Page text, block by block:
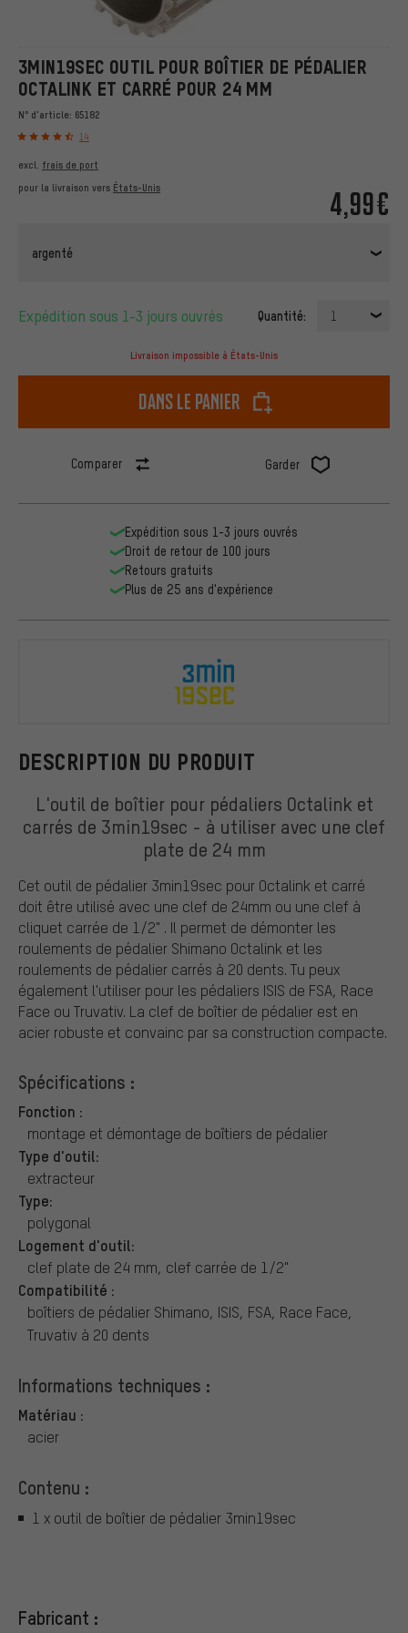
3MIN19SEC OUTIL POUR BOÎTIER DE PÉDALIER
OCTALINK ET CARRÉ POUR 24 MM
N° d'article: 65182
14
4,99€
excl. frais de port
pour la livraison vers États-Unis
argenté
Expédition sous 1-3 jours ouvrés Quantité: 1
Livraison impossible à États-Unis
dans le panier
Comparer Garder
DESCRIPTION DU PRODUIT
L'outil de boîtier pour pédaliers Octalink et
carrés de 3min19sec - à utiliser avec une clef
plate de 24 mm
Cet outil de pédalier 3min19sec pour Octalink et carré
doit être utilisé avec une clef de 24mm ou une clef à
cliquet carrée de 1/2" . Il permet de démonter les
roulements de pédalier Shimano Octalink et les
roulements de pédalier carrés à 20 dents. Tu peux
également l'utiliser pour les pédaliers ISIS de FSA, Race
Face ou Truvativ. La clef de boîtier de pédalier est en
acier robuste et convainc par sa construction compacte.
Spécifications :
Fonction :
montage et démontage de boîtiers de pédalier
Type d'outil:
extracteur
Type:
polygonal
Logement d'outil:
clef plate de 24 mm, clef carrée de 1/2"
Compatibilité :
boîtiers de pédalier Shimano, ISIS, FSA, Race Face,
Truvativ à 20 dents
Informations techniques :
Matériau :
acier
Contenu :
1 x outil de boîtier de pédalier 3min19sec
Fabricant :
Expédition sous 1-3 jours ouvrés
Droit de retour de 100 jours
Retours gratuits
Plus de 25 ans d'expérience